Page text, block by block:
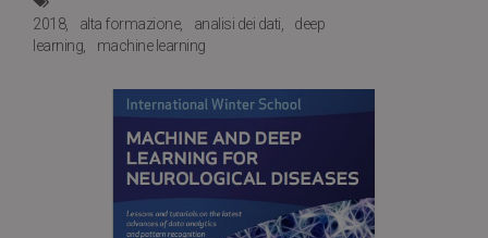
2018 alta formazione analisi dei dati
deep
learning
machine learning